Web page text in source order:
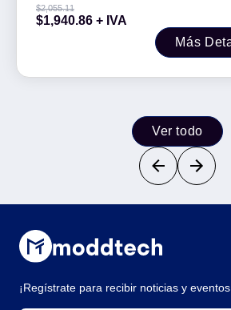
$2,055.11
$1,940.86 + IVA
Más
Ver todo
¡Regístrate para recibir noticias y